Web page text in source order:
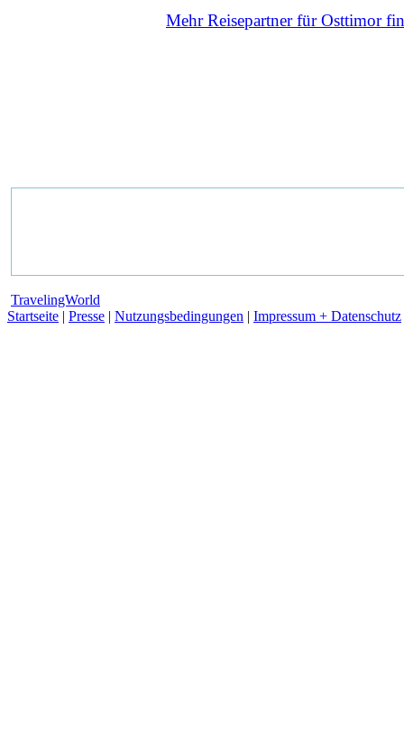
Mehr Reisepartner für Osttimor
TravelingWorld
Startseite | Presse | Nutzungsbedingungen | Impressum + Datenschutz